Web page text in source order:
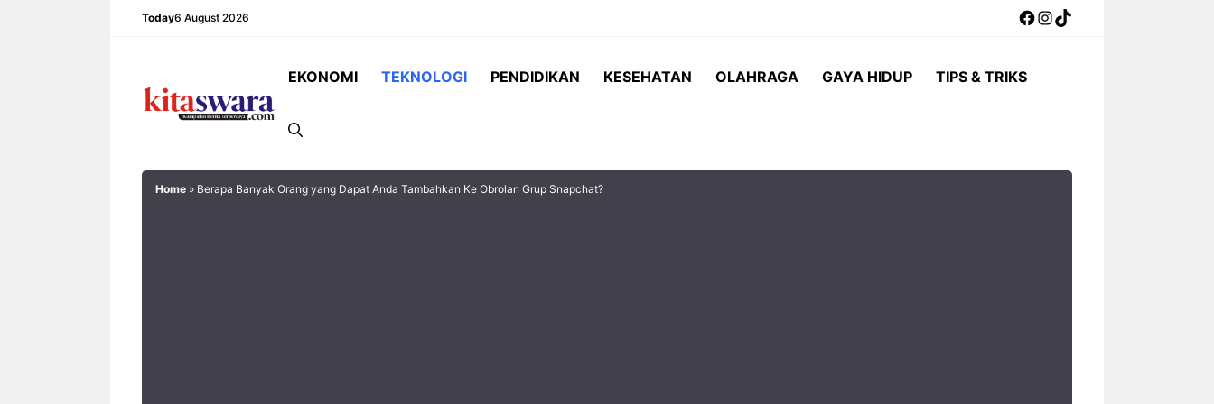
Today6 August 2026 Facebook
Instagram
TikTok
EKONOMI TEKNOLOGI PENDIDIKAN KESEHATAN OLAHRAGA GAYA HIDUP TIPS & TRIKS
Home » Berapa Banyak Orang yang Dapat Anda Tambahkan Ke Obrolan Grup Snapchat?